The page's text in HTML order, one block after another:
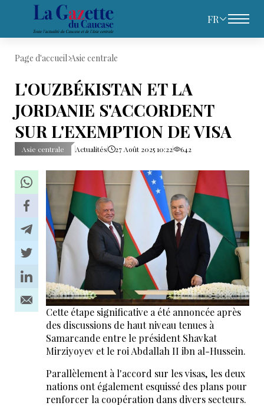
FR
Page d'accueil Asie centrale
L'OUZBÉKISTAN ET LA
JORDANIE S'ACCORDENT
SUR L'EXEMPTION DE VISA
Asie centrale Actualités 27 Août 2025 10:22 642
Cette étape significative a été annoncée après
des discussions de haut niveau tenues à
Samarcande entre le président Shavkat
Mirziyoyev et le roi Abdallah II ibn al-Hussein.
Parallèlement à l'accord sur les visas, les deux
nations ont également esquissé des plans pour
renforcer la coopération dans divers secteurs.